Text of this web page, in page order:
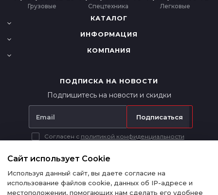
Грузовые Спецтехника Легковые
КАТАЛОГ
ИНФОРМАЦИЯ
КОМПАНИЯ
ПОДПИСКА НА НОВОСТИ
Подпишитесь на новости и скидки
Подписаться
Согласен с политикой конфиденциальности
информационный характер и ни при каких условиях не является
публичной офертой в соответствии с п. 2 ст. 437 ГК РФ.
Сайт использует Cookie
Используя данный сайт, вы даете согласие на
использование файлов cookie, данных об IP-адресе и
местоположении, помогающих нам сделать его удобнее